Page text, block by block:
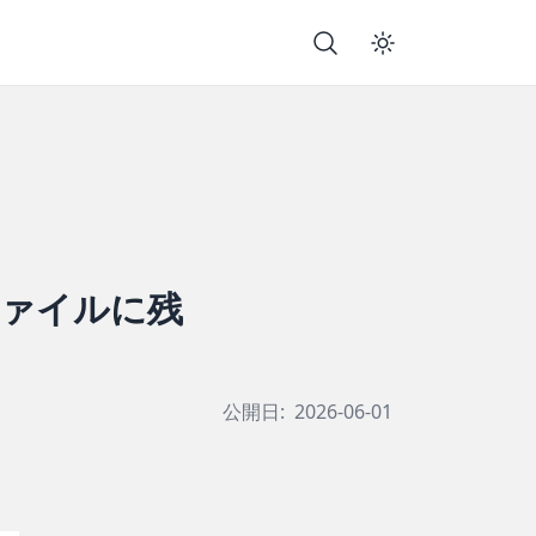
イルに残
公開日: 2026-06-01